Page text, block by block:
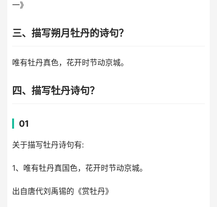
一》
三、描写朔月牡丹的诗句？
唯有牡丹真色，花开时节动京城。
四、描写牡丹诗句？
01
关于描写牡丹诗句有:
1、唯有牡丹真国色，花开时节动京城。
出自唐代刘禹锡的《赏牡丹》